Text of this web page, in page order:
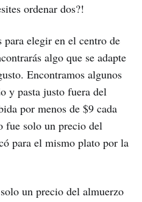
ordenar dos?!
para elegir en el centro de
algo que se adapte
Encontramos algunos
y pasta justo fuera del
por menos de $9 cada
fue solo un precio del
para el mismo plato por la
un precio del almuerzo